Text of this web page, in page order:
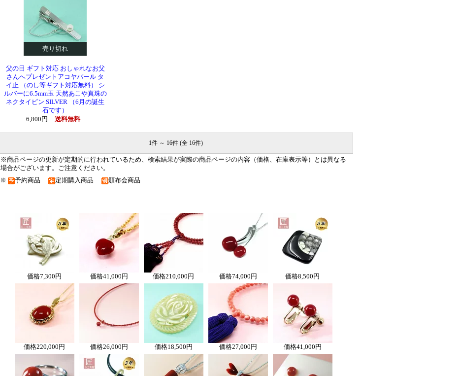
売り切れ
父の日 ギフト対応 おしゃれなお父
さんへプレゼントアコヤパール タ
イ止 （のし等ギフト対応無料） シ
ルバーに6.5mm玉 天然あこや真珠の
ネクタイピン SILVER （6月の誕生
石です）
6,800円
送料無料
1件 ～ 16件 (全 16件)
※商品ページの更新が定期的に行われているため、検索結果が実際の商品ページの内容（価格、在庫表示等）とは異なる
場合がございます。ご注意ください。
※ 予約商品 定期購入商品 頒布会商品
価格7,300円 価格41,000円 価格210,000円 価格74,000円 価格8,500円
価格220,000円 価格26,000円 価格18,500円 価格27,000円 価格41,000円